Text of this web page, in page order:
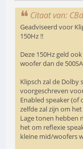
Citaat van:
Geadviseerd voor
150Hz !!
Deze 150Hz geld
woofer dan de
Klipsch zal de Dolby
voorgeschreven
Enabled speaker
zelfde zal zijn om
Lage tonen hebben
het om reflexie
kleine mid/woofers